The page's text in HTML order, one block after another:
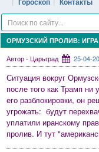
ОРМУЗСКИЙ ПРОЛИВ:
Автор - Царьград 25-04-
Ситуация вокруг
после того как Трамп ни
его разблокировки, он
угрожать: будут
уплатили иранскому
пролив. И тут